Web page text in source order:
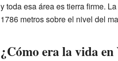
y toda esa área es tierra firme.
1786 metros sobre el nivel del
¿Cómo era la vida